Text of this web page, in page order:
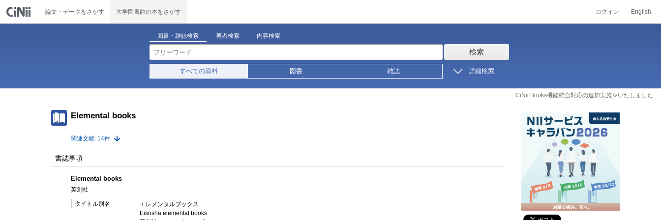
論文・データをさがす 大学図書館の本をさがす ログイン English
図書・雑誌検索 著者検索 内容検索
検索
すべての資料 図書 雑誌 詳細検索
CiNii Books機能統合対応の追加実施をいたしました
Elemental books
関連文献: 14件
書誌事項
Elemental books
英創社
タイトル別名
エレメンタルブックス
Eisosha elemental books